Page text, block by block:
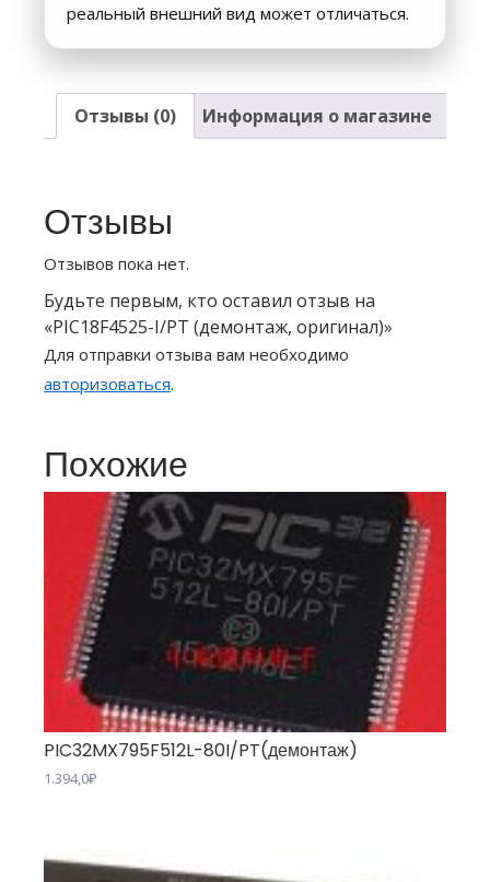
реальный внешний вид может отличаться.
Отзывы (0) Информация о магазине
Отзывы
Отзывов пока нет.
Будьте первым, кто оставил отзыв на
«PIC18F4525-I/PT (демонтаж, оригинал)»
Для отправки отзыва вам необходимо
авторизоваться.
Похожие
PIC32MX795F512L-80I/PT(демонтаж)
1.394,0₽